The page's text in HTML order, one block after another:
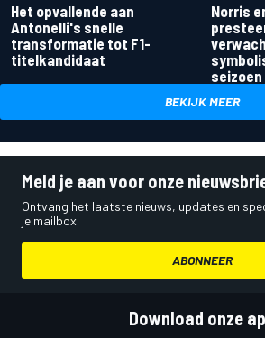
Het opvallende aan
Antonelli's snelle
transformatie tot F1-
titelkandidaat
Norris
seizoen
BEKIJK MEER
Meld je aan voor onze
Ontvang het laatste nieuws, updates en
je mailbox.
ABONNEER
Download onze